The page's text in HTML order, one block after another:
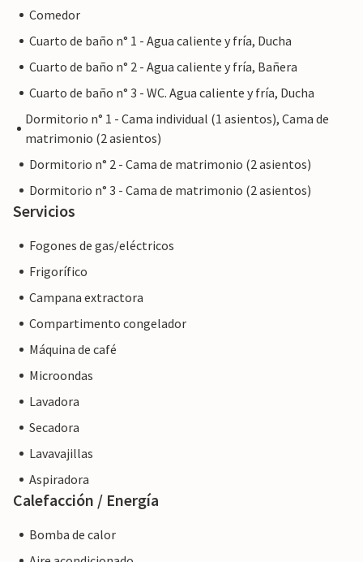
Comedor
Cuarto de baño n° 1 - Agua caliente y fría, Ducha
Cuarto de baño n° 2 - Agua caliente y fría, Bañera
Cuarto de baño n° 3 - WC. Agua caliente y fría, Ducha
Dormitorio n° 1 - Cama individual (1 asientos), Cama de
matrimonio (2 asientos)
Dormitorio n° 2 - Cama de matrimonio (2 asientos)
Dormitorio n° 3 - Cama de matrimonio (2 asientos)
Servicios
Fogones de gas/eléctricos
Frigorífico
Campana extractora
Compartimento congelador
Máquina de café
Microondas
Lavadora
Secadora
Lavavajillas
Aspiradora
Calefacción / Energía
Bomba de calor